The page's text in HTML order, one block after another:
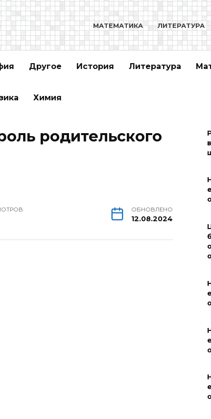
МАТЕМАТИКА ЛИТЕРАТУРА
Другое История Литература
Химия
родительского
ОБНОВЛЕНО
12.08.2024